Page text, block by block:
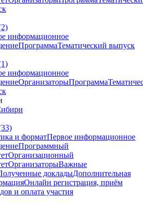
информационное
ПрограммаТематический выпуск
информационное
ОрганизаторыПрограмма
и форматПервое информационное
Программный
Организационный
ОрганизаторыВажные
докладыДополнительная
Онлайн регистрация, приём
и оплата участия